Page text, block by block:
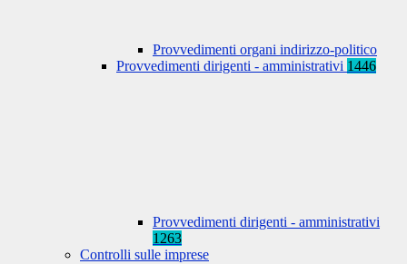
Provvedimenti organi indirizzo-politico
Provvedimenti dirigenti - amministrativi 1446
Provvedimenti dirigenti - amministrativi
1263
Controlli sulle imprese